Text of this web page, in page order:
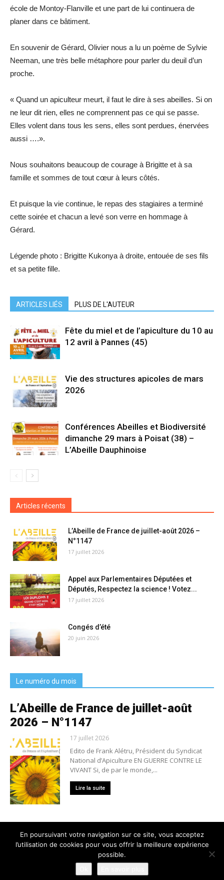
école de Montoy-Flanville et une part de lui continuera de
planer dans ce bâtiment.
En souvenir de Gérard, Olivier nous a lu un poème de Sylvie
Neeman, une très belle métaphore pour parler du deuil d’un
proche.
« Quand un apiculteur meurt, il faut le dire à ses abeilles. Si on
ne leur dit rien, elles ne comprennent pas ce qui se passe.
Elles volent dans tous les sens, elles sont perdues, énervées
aussi ….».
Nous souhaitons beaucoup de courage à Brigitte et à sa
famille et sommes de tout cœur à leurs côtés.
Et puisque la vie continue, le repas des stagiaires a terminé
cette soirée et chacun a levé son verre en hommage à
Gérard.
Légende photo : Brigitte Kukonya à droite, entouée de ses fils
et sa petite fille.
ARTICLES LIÉS PLUS DE L'AUTEUR
Fête du miel et de l’apiculture du 10 au
12 avril à Pannes (45)
Vie des structures apicoles de mars
2026
Conférences Abeilles et Biodiversité
dimanche 29 mars à Poisat (38) –
L’Abeille Dauphinoise
Articles récents
L’Abeille de France de juillet-août 2026 –
N°1147
17 juillet 2026
Appel aux Parlementaires Députées et
Députés, Respectez la science ! Votez...
17 juillet 2026
Congés d’été
20 juin 2026
Le numéro du mois
L’Abeille de France de juillet-août
2026 – N°1147
17 juillet 2026
Edito de Frank Alétru, Président du Syndicat
National d’Apiculture EN GUERRE CONTRE LE
VIVANT Si, de par le monde,...
Lire la suite
Nous contacter
Conditions générales de vente
Politique de confidentialité
© 2025 L'Abeille de France - Tous droits réservés
En poursuivant votre navigation sur ce site, vous acceptez
l’utilisation de cookies pour vous offrir la meilleure expérience
possible.